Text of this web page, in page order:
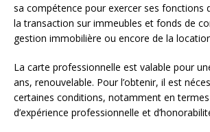
sa compétence pour exercer ses fonctions
la transaction sur immeubles et fonds de
gestion immobilière ou encore de la
La carte professionnelle est valable pour
ans, renouvelable. Pour l’obtenir, il est
certaines conditions, notamment en
d’expérience professionnelle et